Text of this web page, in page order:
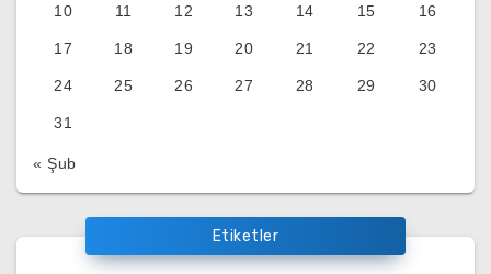
10 11 12 13 14 15 16
17 18 19 20 21 22 23
24 25 26 27 28 29 30
31
« Şub
Etiketler